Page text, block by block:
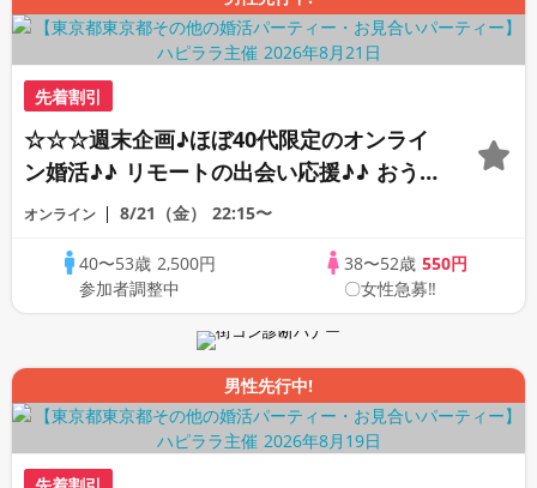
先着割引
☆☆☆週末企画♪ほぼ40代限定のオンライ
ン婚活♪♪ リモートの出会い応援♪♪ おう
ちで乾杯しませんか♪♪ ☆全国の方が対象
PARTY!!
オンライン 8/21（金） 22:15〜
40〜53歳 2,500円
参加者調整中
38〜52歳 550円
〇女性急募‼
男性先行中!